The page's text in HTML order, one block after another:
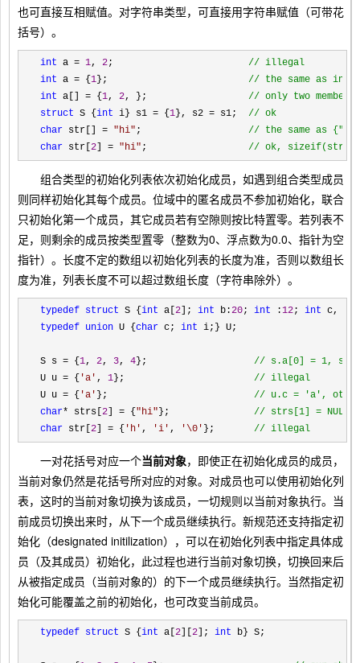
也可直接互相赋值。对字符串类型，可直接用字符串赋值（可带花
括号）。
int a = 1, 2; // illegal
int a = { 1 }; // the same as int
int a[] = { 1, 2, }; // only two members
struct S { int i} s1 = { 1 }, s2 = s1; // ok
char str[] = "hi" ; // the same as
char str[ 2 ] = "hi" ; // ok, sizeif(str)
组合类型的初始化列表依次初始化成员，如遇到组合类型成员
则同样初始化其每个成员。位域中的匿名成员不参加初始化，联合
只初始化第一个成员，其它成员若有空隙则按比特置零。若列表不
足，则剩余的成员按类型置零（整数为0、浮点数为0.0、指针为空
指针）。长度不定的数组以初始化列表的长度为准，否则以数组长
度为准，列表长度不可以超过数组长度（字符串除外）。
typedef struct S { int a[ 2 ]; int b:20; int :12; int
typedef union U { char c; int i;} U;
S s = { 1, 2, 3, 4 }; // s.a[0] = 1,
U u = { 'a ' , 1 }; // illegal
U u = { 'a ' }; // u.c = 'a',
char* strs[ 2 ] = { "hi" }; // strs[1] = NULL
char str[ 2 ] = { ' h ' , 'i ' , ' \0 ' }; // illegal
一对花括号对应一个当前对象，即使正在初始化成员的成员，
当前对象仍然是花括号所对应的对象。对成员也可以使用初始化列
表，这时的当前对象切换为该成员，一切规则以当前对象执行。当
前成员切换出来时，从下一个成员继续执行。新规范还支持指定初
始化（designated initilization），可以在初始化列表中指定具体成
员（及其成员）初始化，此过程也进行当前对象切换，切换回来后
从被指定成员（当前对象的）的下一个成员继续执行。当然指定初
始化可能覆盖之前的初始化，也可改变当前成员。
typedef struct S { int a[ 2 2 ]; int b} S;